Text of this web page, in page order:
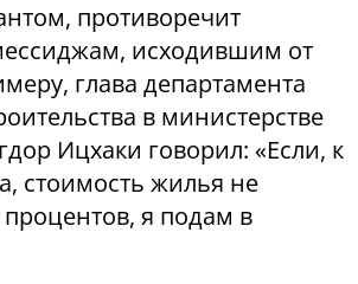
противоречит
исходившим от
глава департамента
в министерстве
Ицхаки говорил: «Если, к
стоимость жилья не
процентов, я подам в